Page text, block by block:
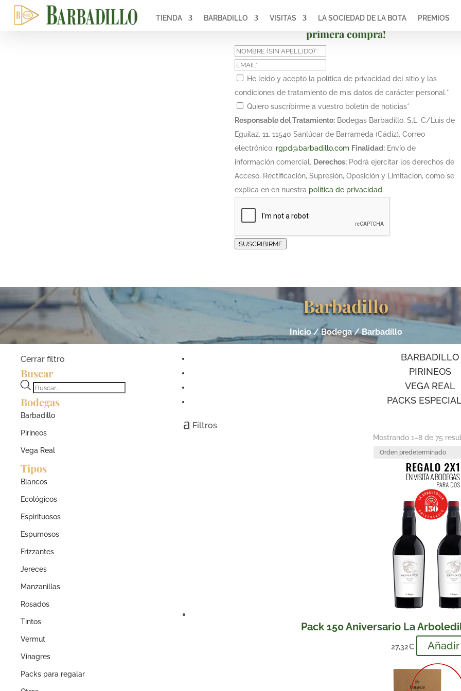
¡Suscríbete y obtén un 10% de descuento en tu
primera compra!
He leído y acepto la política de privacidad del sitio y las
condiciones de tratamiento de mis datos de carácter personal.*
Quiero suscribirme a vuestro boletín de noticias*
Responsable del Tratamiento: Bodegas Barbadillo, S.L. C/Luis de
Eguilaz, 11, 11540 Sanlúcar de Barrameda (Cádiz). Correo
electrónico: rgpd@barbadillo.com Finalidad: Envío de
información comercial. Derechos: Podrá ejercitar los derechos de
Acceso, Rectificación, Supresión, Oposición y Limitación, como se
explica en en nuestra política de privacidad.
SUSCRIBIRME
TIENDA BARBADILLO VISITAS LA SOCIEDAD DE LA BOTA PREMIOS
Barbadillo
Inicio/ Bodega / Barbadillo
Cerrar filtro
Buscar
Búsqueda
de
productos
Bodegas
Barbadillo
Pirineos
Vega Real
Tipos
Blancos
Ecológicos
Espirituosos
Espumosos
Frizzantes
Jereces
Manzanillas
Rosados
Tintos
Vermut
Vinagres
Packs para regalar
BARBADILLO
PIRINEOS
VEGA REAL
PACKS
Filtros
Mostrando 1–8 de 75
Pack 150 Aniversario La
27,32€ Añadir